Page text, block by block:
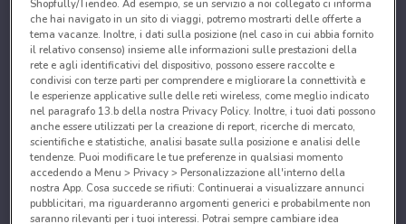
Shopfully/Tiendeo. Ad esempio, se un servizio a noi collegato ci informa
che hai navigato in un sito di viaggi, potremo mostrarti delle offerte a
tema vacanze. Inoltre, i dati sulla posizione (nel caso in cui abbia fornito
il relativo consenso) insieme alle informazioni sulle prestazioni della
rete e agli identificativi del dispositivo, possono essere raccolte e
condivisi con terze parti per comprendere e migliorare la connettività e
le esperienze applicative sulle delle reti wireless, come meglio indicato
nel paragrafo 13.b della nostra Privacy Policy. Inoltre, i tuoi dati possono
anche essere utilizzati per la creazione di report, ricerche di mercato,
scientifiche e statistiche, analisi basate sulla posizione e analisi delle
tendenze. Puoi modificare le tue preferenze in qualsiasi momento
accedendo a Menu > Privacy > Personalizzazione all'interno della
nostra App. Cosa succede se rifiuti: Continuerai a visualizzare annunci
pubblicitari, ma riguarderanno argomenti generici e probabilmente non
saranno rilevanti per i tuoi interessi. Potrai sempre cambiare idea